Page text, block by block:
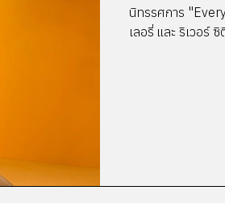
นิทรรศการ
เลอรี่ และ ริเวอร์